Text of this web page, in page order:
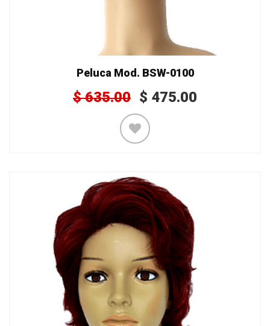
Peluca Mod. BSW-0100
$635.00 $ 475.00